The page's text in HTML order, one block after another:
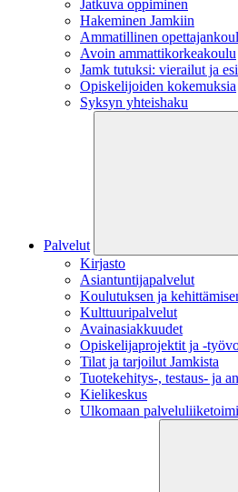
Jatkuva oppiminen
Hakeminen Jamkiin
Ammatillinen
Avoin ammattikorkeakoulu
Jamk tutuksi: vierailut ja
Opiskelijoiden kokemuksia
Syksyn yhteishaku
Palvelut
Kirjasto
Asiantuntijapalvelut
Koulutuksen ja
Kulttuuripalvelut
Avainasiakkuudet
Opiskelijaprojektit​ ja -
Tilat ja tarjoilut Jamkista
Tuotekehitys-, testaus- ja
Kielikeskus
Ulkomaan